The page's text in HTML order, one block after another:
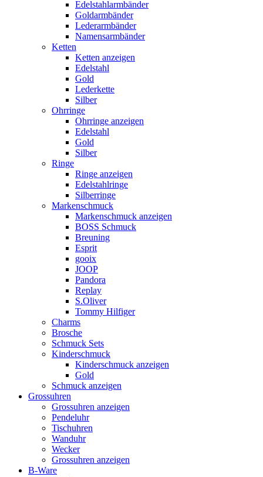
Edelstahlarmbänder
Goldarmbänder
Lederarmbänder
Namensarmbänder
Ketten
Ketten anzeigen
Edelstahl
Gold
Lederkette
Silber
Ohrringe
Ohrringe anzeigen
Edelstahl
Gold
Silber
Ringe
Ringe anzeigen
Edelstahlringe
Silberringe
Markenschmuck
Markenschmuck anzeigen
BOSS Schmuck
Breuning
Esprit
gooix
JOOP
Pandora
Replay
S.Oliver
Tommy Hilfiger
Charms
Brosche
Schmuck Sets
Kinderschmuck
Kinderschmuck anzeigen
Gold
Schmuck anzeigen
Grossuhren
Grossuhren anzeigen
Pendeluhr
Tischuhren
Wanduhr
Wecker
Grossuhren anzeigen
B-Ware